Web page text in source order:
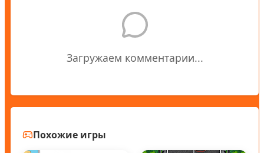
Загружаем комментарии...
Похожие игры